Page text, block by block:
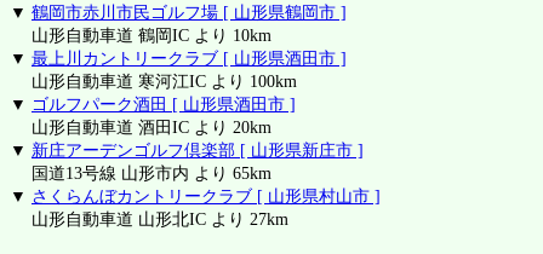
▼ 鶴岡市赤川市民ゴルフ場 [ 山形県鶴岡市 ]
山形自動車道 鶴岡IC より 10km
▼ 最上川カントリークラブ [ 山形県酒田市 ]
山形自動車道 寒河江IC より 100km
▼ ゴルフパーク酒田 [ 山形県酒田市 ]
山形自動車道 酒田IC より 20km
▼ 新庄アーデンゴルフ倶楽部 [ 山形県新庄市 ]
国道13号線 山形市内 より 65km
▼ さくらんぼカントリークラブ [ 山形県村山市 ]
山形自動車道 山形北IC より 27km